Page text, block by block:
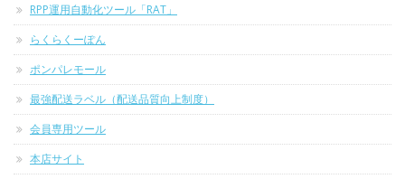
RPP運用自動化ツール「RAT」
らくらくーぽん
ポンパレモール
最強配送ラベル（配送品質向上制度）
会員専用ツール
本店サイト